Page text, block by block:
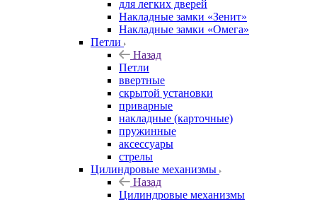
для легких дверей
Накладные замки «Зенит»
Накладные замки «Омега»
Петли
Назад
Петли
ввертные
скрытой установки
приварные
накладные (карточные)
пружинные
аксессуары
стрелы
Цилиндровые механизмы
Назад
Цилиндровые механизмы